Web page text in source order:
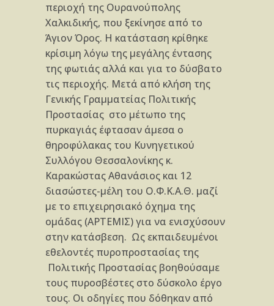
περιοχή της Ουρανούπολης
Χαλκιδικής, που ξεκίνησε από το
Άγιον Όρος. Η κατάσταση κρίθηκε
κρίσιμη λόγω της μεγάλης έντασης
της φωτιάς αλλά και για το δύσβατο
τις περιοχής. Μετά από κλήση της
Γενικής Γραμματείας Πολιτικής
Προστασίας στο μέτωπο της
πυρκαγιάς έφτασαν άμεσα ο
θηροφύλακας του Κυνηγετικού
Συλλόγου Θεσσαλονίκης κ.
Καρακώστας Αθανάσιος και 12
διασώστες-μέλη του Ο.Φ.Κ.Α.Θ. μαζί
με το επιχειρησιακό όχημα της
ομάδας (ΑΡΤΕΜΙΣ) για να ενισχύσουν
στην κατάσβεση. Ως εκπαιδευμένοι
εθελοντές πυροπροστασίας της
Πολιτικής Προστασίας βοηθούσαμε
τους πυροσβέστες στο δύσκολο έργο
τους. Οι οδηγίες που δόθηκαν από